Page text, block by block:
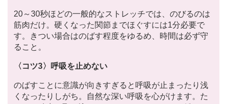
20～30秒ほどの一般的なストレッチでは、のびるのは
筋肉だけ。硬くなった関節までほぐすには1分必要で
す。きつい場合はのばす程度をゆるめ、時間は必ず守
ること。
〈コツ3〉呼吸を止めない
のばすことに意識が向きすぎると呼吸が止まったり浅
くなったりしがち。自然な深い呼吸を心がけます。た